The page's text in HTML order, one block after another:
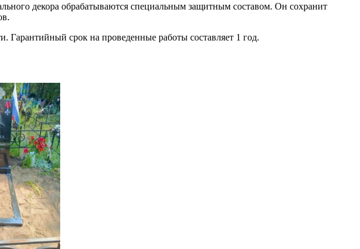
декора обрабатываются специальным защитным составом. Он сохранит
срок на проведенные работы составляет 1 год.